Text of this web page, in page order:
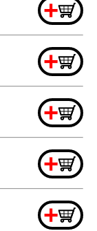
+
+
+
+
+